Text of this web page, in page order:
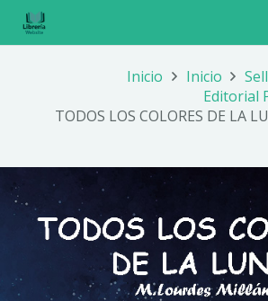
Inicio Inicio
Editorial
TODOS LOS COLORES DE LA